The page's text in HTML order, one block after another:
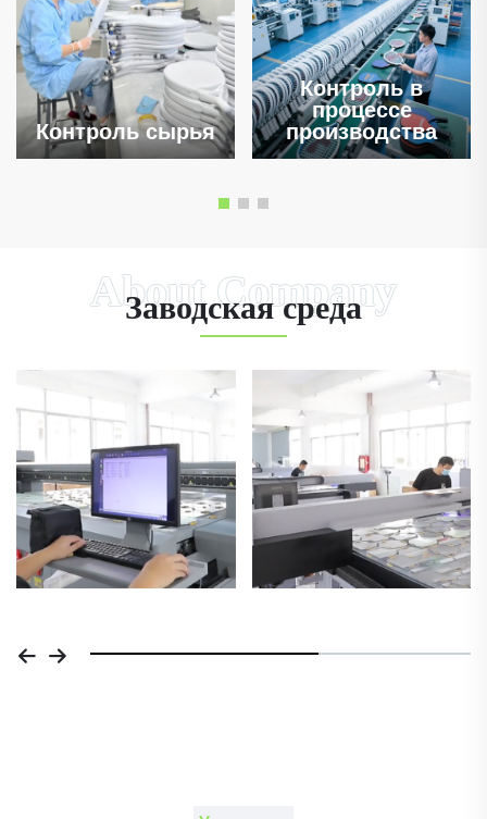
Контроль сырья
Контроль в
процессе
производства
Заводская среда